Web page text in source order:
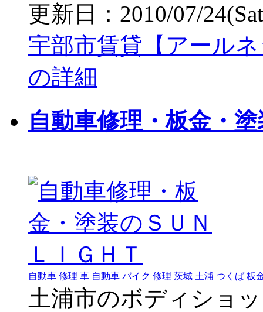
更新日：2010/07/
宇部市賃貸【アール
の詳細
自動車修理・板金・
自動車 修理 車 自動車 バイク 修理 茨城 土浦 つくば 板
土浦市のボディショ